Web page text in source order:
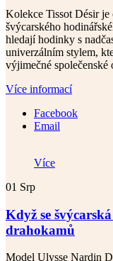
Kolekce Tissot Désir je
švýcarského
hledají hodinky s
univerzálním stylem,
výjimečné
Více informací
Facebook
Email
Více
01 Srp
Když se
drahokamů
Model Ulysse Nardin